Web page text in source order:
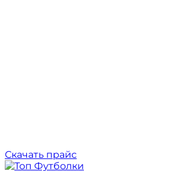
Скачать прайс